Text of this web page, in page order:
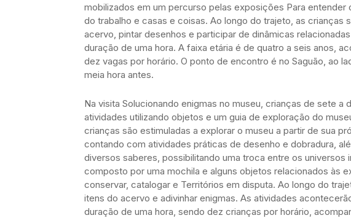
mobilizados em um percurso pelas exposições Para entender
do trabalho e casas e coisas. Ao longo do trajeto, as crianças
acervo, pintar desenhos e participar de dinâmicas
duração de uma hora. A faixa etária é de quatro a seis anos,
dez vagas por horário. O ponto de encontro é no Saguão, ao
meia hora antes.
Na visita Solucionando enigmas no museu, crianças de sete a
atividades utilizando objetos e um guia de exploração do
crianças são estimuladas a explorar o museu a partir de sua
contando com atividades práticas de desenho e dobradura,
diversos saberes, possibilitando uma troca entre os universos
composto por uma mochila e alguns objetos relacionados às
conservar, catalogar e Territórios em disputa. Ao longo do
itens do acervo e adivinhar enigmas. As atividades
duração de uma hora, sendo dez crianças por horário,